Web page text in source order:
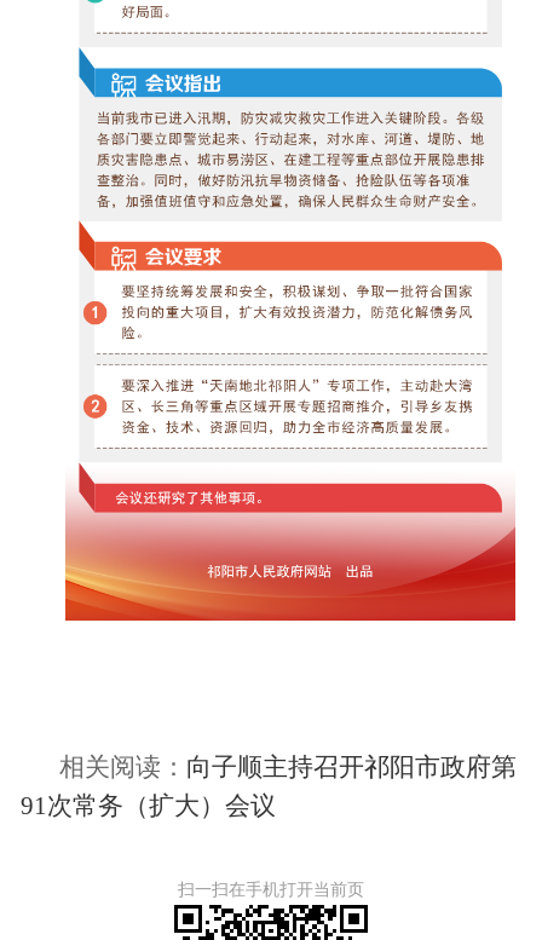
相关阅读： 向子顺主持召开祁阳市政府第
91次常务（扩大）会议
扫一扫在手机打开当前页